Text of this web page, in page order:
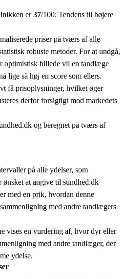
er37/100: Tendens til højere
priser på tværs af alle
robuste metoder. For at undgå,
optimistisk billede vil en tandlæge
lige så høj en score som ellers.
få prisoplysninger, hvilket øger
derfor forsigtigt mod markedets
og beregnet på tværs af
på alle ydelser, som
ønsket at angive til sundhed.dk
med en prik, hvordan denne
med andre tandlægers
vises en vurdering af, hvor dyr eller
med andre tandlæger, der
ydelse.